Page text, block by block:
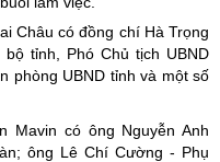
Châu có đồng chí Hà Trọng
tỉnh, Phó Chủ tịch UBND
phòng UBND tỉnh và một số
Mavin có ông Nguyễn Anh
ông Lê Chí Cường - Phụ